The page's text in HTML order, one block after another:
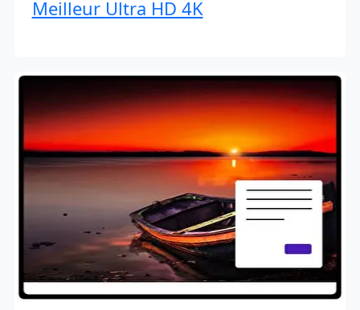
Meilleur Ultra HD 4K